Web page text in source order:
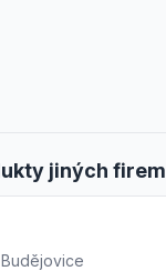
jiných firem